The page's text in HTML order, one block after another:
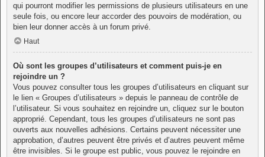
qui pourront modifier les permissions de plusieurs utilisateurs en une
seule fois, ou encore leur accorder des pouvoirs de modération, ou
bien leur donner accès à un forum privé.
Haut
Où sont les groupes d’utilisateurs et comment puis-je en
rejoindre un ?
Vous pouvez consulter tous les groupes d’utilisateurs en cliquant sur
le lien « Groupes d’utilisateurs » depuis le panneau de contrôle de
l’utilisateur. Si vous souhaitez en rejoindre un, cliquez sur le bouton
approprié. Cependant, tous les groupes d’utilisateurs ne sont pas
ouverts aux nouvelles adhésions. Certains peuvent nécessiter une
approbation, d’autres peuvent être privés et d’autres peuvent même
être invisibles. Si le groupe est public, vous pouvez le rejoindre en